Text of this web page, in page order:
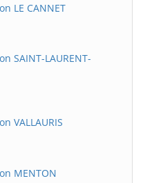
LE CANNET
SAINT-LAURENT-
VALLAURIS
MENTON